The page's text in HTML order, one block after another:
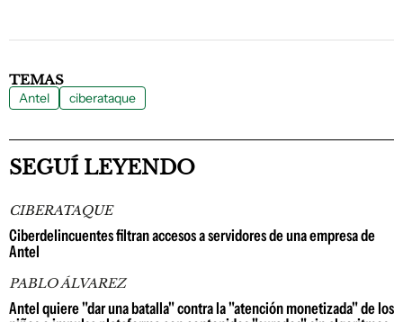
TEMAS
Antel ciberataque
SEGUÍ LEYENDO
CIBERATAQUE
Ciberdelincuentes filtran accesos a servidores de una empresa de
Antel
PABLO ÁLVAREZ
Antel quiere "dar una batalla" contra la "atención monetizada" de los